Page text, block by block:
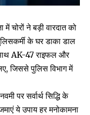
चोरों ने बड़ी वारदात को
के घर डाका डाल
AK-47 राइफल और
जिससे पुलिस विभाग में
पर सर्वार्थ सिद्धि के
ये उपाय हर मनोकामना